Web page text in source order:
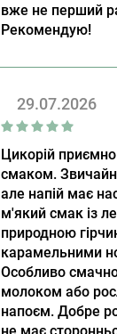
вже не перший
Рекомендую!
29.07.2026
Цикорій
смаком.
але напій має
м'який смак із
природною
карамельними
Особливо
молоком або
напоєм. Добре